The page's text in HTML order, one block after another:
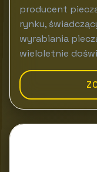
producent
rynku,
wyrabiania
wieloletnie